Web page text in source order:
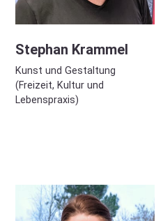
Stephan Krammel
Kunst und Gestaltung
(Freizeit, Kultur und
Lebenspraxis)